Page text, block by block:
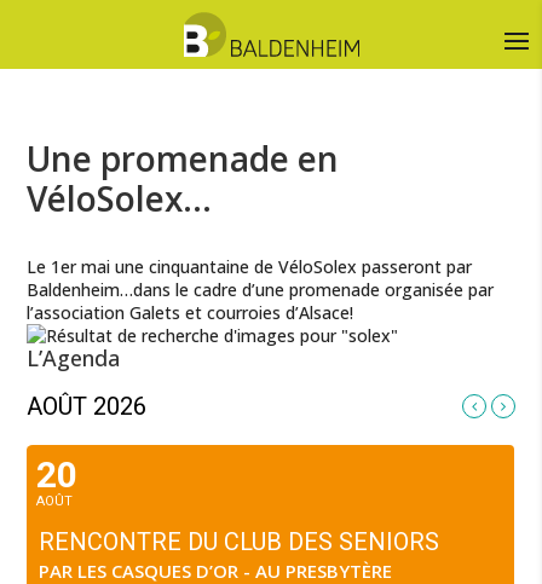
Une promenade en
VéloSolex…
Le 1er mai une cinquantaine de VéloSolex passeront par
Baldenheim…dans le cadre d’une promenade organisée par
l’association Galets et courroies d’Alsace!
L’Agenda
AOÛT 2026
20
AOÛT
RENCONTRE DU CLUB DES SENIORS
PAR LES CASQUES D’OR - AU PRESBYTÈRE